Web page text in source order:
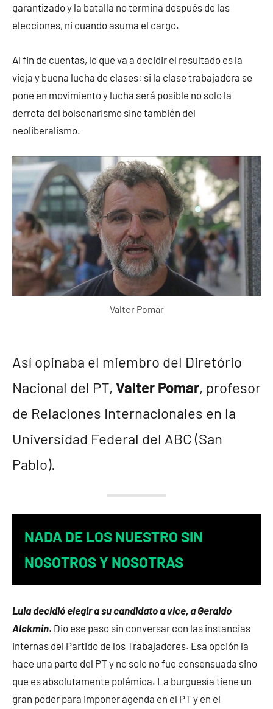
garantizado y la batalla no termina después de las
elecciones, ni cuando asuma el cargo.
Al fin de cuentas, lo que va a decidir el resultado es la
vieja y buena lucha de clases: si la clase trabajadora se
pone en movimiento y lucha será posible no solo la
derrota del bolsonarismo sino también del
neoliberalismo.
Valter Pomar
Así opinaba el miembro del Diretório
Nacional del PT, Valter Pomar, profesor
de Relaciones Internacionales en la
Universidad Federal del ABC (San
Pablo).
NADA DE LOS NUESTRO SIN
NOSOTROS Y NOSOTRAS
Lula decidió elegir a su candidato a vice, a Geraldo
Alckmin. Dio ese paso sin conversar con las instancias
internas del Partido de los Trabajadores. Esa opción la
hace una parte del PT y no solo no fue consensuada sino
que es absolutamente polémica. La burguesía tiene un
gran poder para imponer agenda en el PT y en el